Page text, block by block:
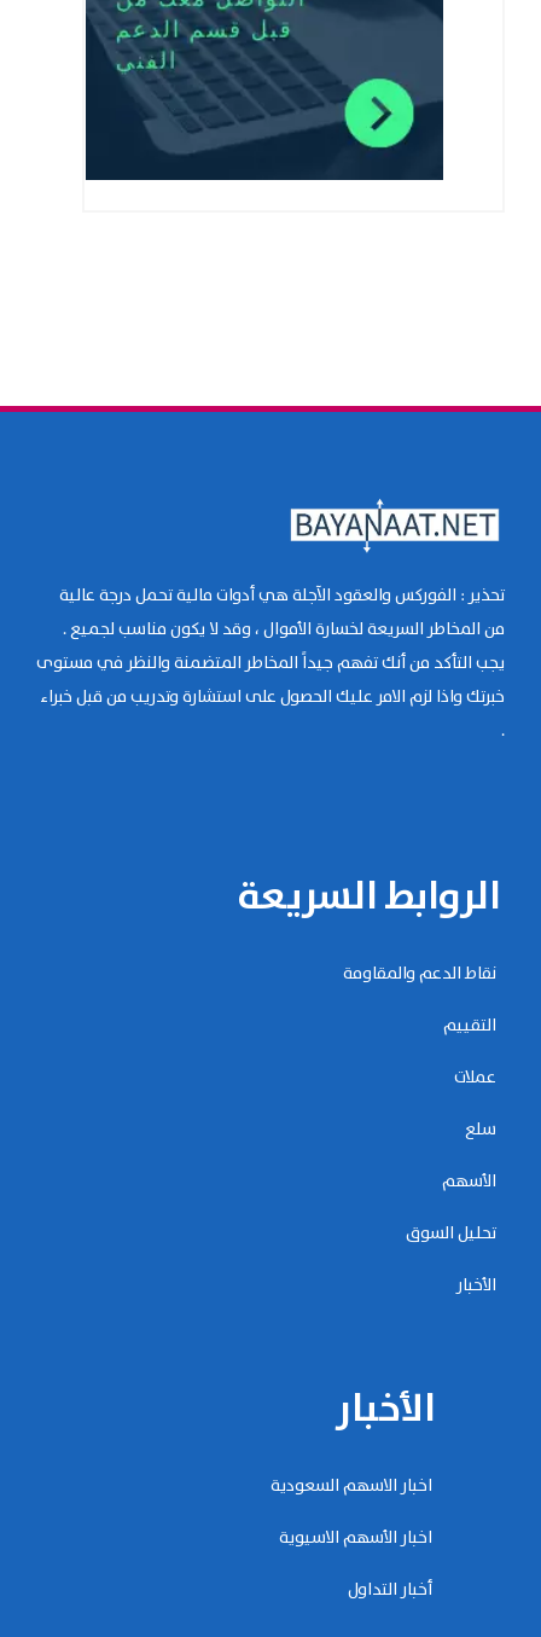
تحذير : الفوركس والعقود الآجلة هي أدوات مالية تحمل درجة عالية
من المخاطر السريعة لخسارة الأموال ، وقد لا يكون مناسب لجميع .
يجب التأكد من أنك تفهم جيداً المخاطر المتضمنة والنظر في مستوى
خبرتك واذا لزم الامر عليك الحصول على استشارة وتدريب من قبل خبراء
.
الروابط السريعة
نقاط الدعم والمقاومة
التقييم
عملات
سلع
الأسهم
تحليل السوق
الأخبار
الأخبار
اخبار الاسهم السعودية
اخبار الأسهم الاسيوية
أخبار التداول